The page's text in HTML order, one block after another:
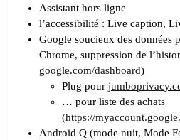
Assistant hors ligne
l’accessibilité : Live caption,
Google soucieux des données
Chrome, suppression de
google.com/dashboard)
Plug pour
… pour liste des achats
(https://
Android Q (mode nuit, Mode